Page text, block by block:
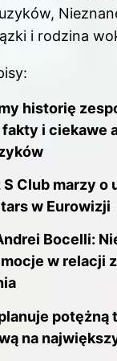
i rodzina
historię
i ciekawe
S Club marzy o
w Eurowizji
Bocelli:
w relacji
potężną
na